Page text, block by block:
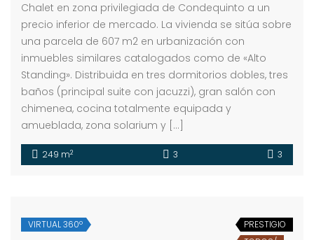
Chalet en zona privilegiada de Condequinto a un
precio inferior de mercado. La vivienda se sitúa sobre
una parcela de 607 m2 en urbanización con
inmuebles similares catalogados como de «Alto
Standing». Distribuida en tres dormitorios dobles, tres
baños (principal suite con jacuzzi), gran salón con
chimenea, cocina totalmente equipada y
amueblada, zona solarium y […]
249 m2 3 3
VIRTUAL 360º
PRESTIGIO